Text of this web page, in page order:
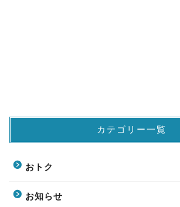
カテゴリー一覧
おトク
お知らせ